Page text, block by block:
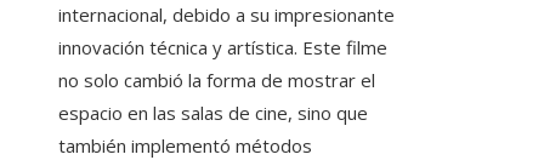
internacional, debido a su impresionante
innovación técnica y artística. Este filme
no solo cambió la forma de mostrar el
espacio en las salas de cine, sino que
también implementó métodos